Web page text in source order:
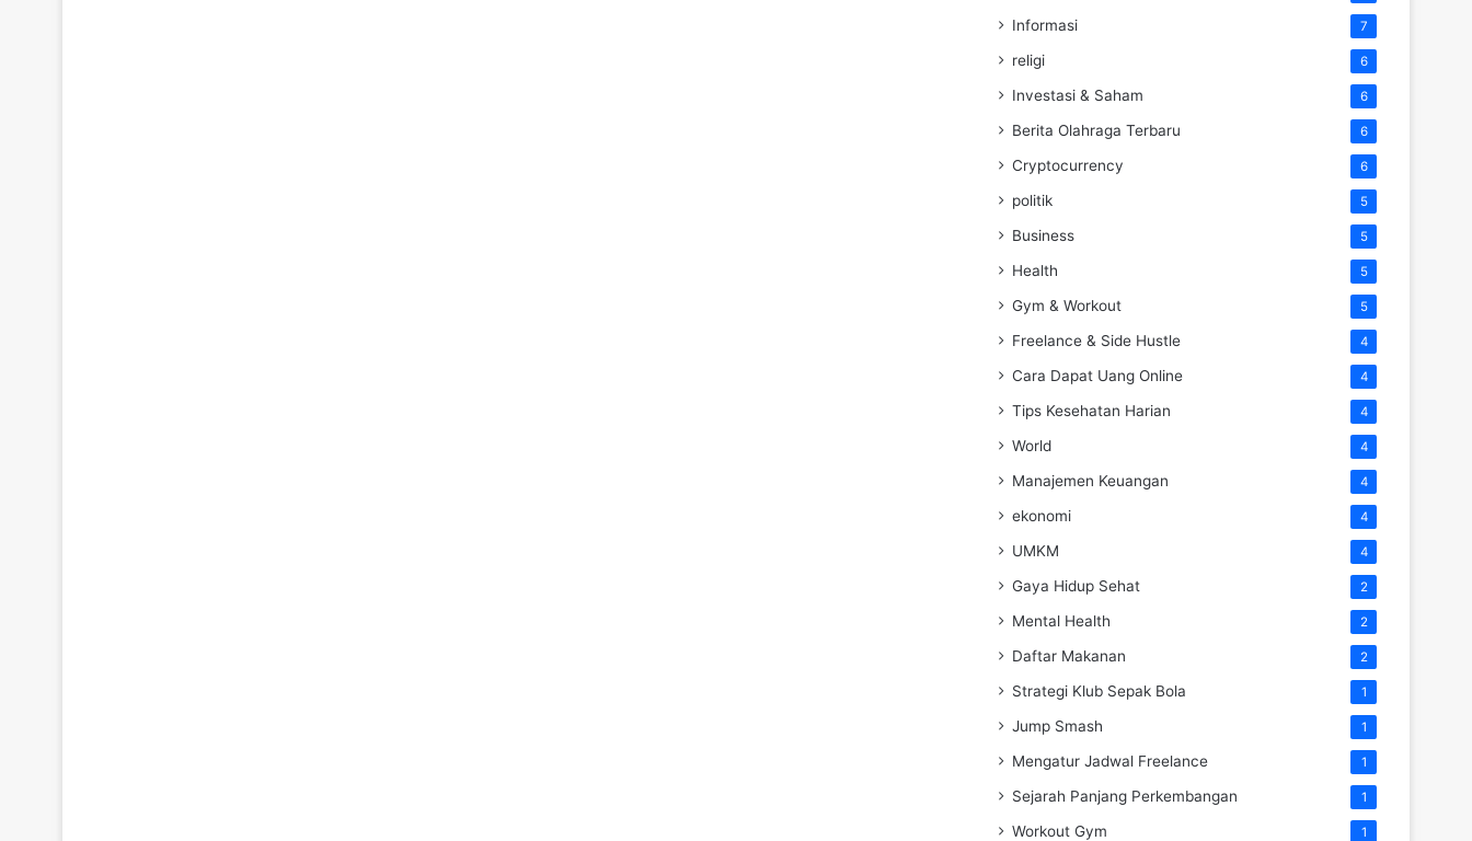
Informasi 7
religi 6
Investasi & Saham 6
Berita Olahraga Terbaru 6
Cryptocurrency 6
politik 5
Business 5
Health 5
Gym & Workout 5
Freelance & Side Hustle 4
Cara Dapat Uang Online 4
Tips Kesehatan Harian 4
World 4
Manajemen Keuangan 4
ekonomi 4
UMKM 4
Gaya Hidup Sehat 2
Mental Health 2
Daftar Makanan 2
Strategi Klub Sepak Bola 1
Jump Smash 1
Mengatur Jadwal Freelance 1
Sejarah Panjang Perkembangan 1
Workout Gym 1